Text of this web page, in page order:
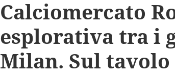
Calciomercato
esplorativa tra i
Milan. Sul